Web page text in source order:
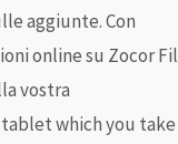
aggiunte. Con
online su Zocor
vostra
tablet which you